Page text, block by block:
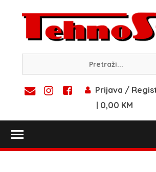
content
Prijava /
| 0,00 KM